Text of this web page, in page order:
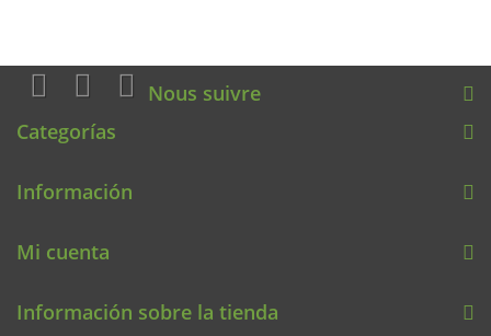
Nous suivre
Categorías
Información
Mi cuenta
Información sobre la tienda